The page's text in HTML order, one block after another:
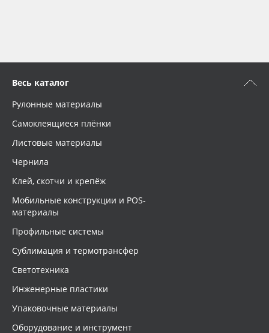
Весь каталог
Рулонные материалы
Самоклеящиеся плёнки
Листовые материалы
Чернила
Клей, скотчи и крепёж
Мобильные конструкции и POS-
материалы
Профильные системы
Сублимация и термотрансфер
Светотехника
Инженерные пластики
Упаковочные материалы
Оборудование и инструмент